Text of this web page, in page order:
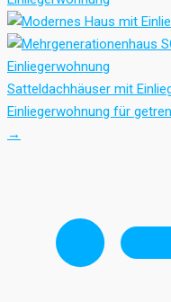
Satteldachhäuser mit
Einliegerwohnung für
→